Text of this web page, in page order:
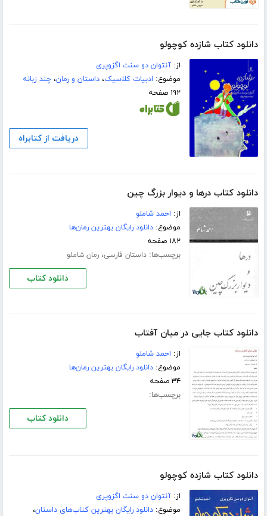
دانلود کتاب شازده کوچولو
از:آنتوان دو سنت اگزوپری
موضوع: ادبیات کلاسیک،داستان و رمان،چند زبانه
۱۹۲ صفحه
دریافت از کتابراه
دانلود کتاب درها و دیوار بزرگ چین
از: احمد شاملو
موضوع:دانلود رایگان بهترین رمان‌ها
۱۸۲ صفحه
برچسب‌ها:داستان فارسی،رمان شاملو
دانلود کتاب
دانلود کتاب جایی در میان آفتاب
از: احمد شاملو
موضوع:دانلود رایگان بهترین رمان‌ها
۳۴ صفحه
برچسب‌ها:
دانلود کتاب
دانلود کتاب شازده کوچولو
از:آنتوان دو سنت اگزوپری
موضوع:دانلود رایگان بهترین کتاب‌های داستان،